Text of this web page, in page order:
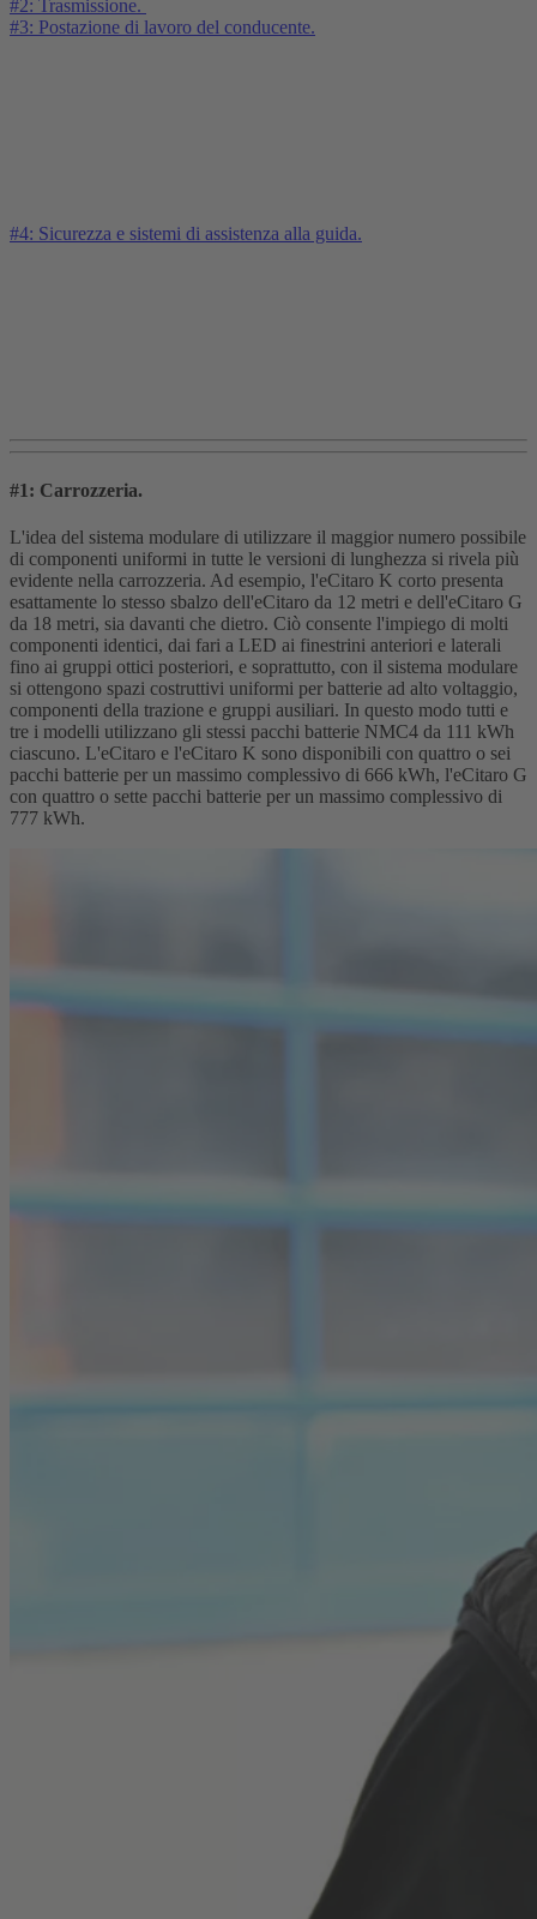
#2: Trasmissione.
#3: Postazione di lavoro del conducente.
#4: Sicurezza e sistemi di assistenza alla guida.
#1: Carrozzeria.
L'idea del sistema modulare di utilizzare il maggior numero possibile
di componenti uniformi in tutte le versioni di lunghezza si rivela più
evidente nella carrozzeria. Ad esempio, l'eCitaro K corto presenta
esattamente lo stesso sbalzo dell'eCitaro da 12 metri e dell'eCitaro G
da 18 metri, sia davanti che dietro. Ciò consente l'impiego di molti
componenti identici, dai fari a LED ai finestrini anteriori e laterali
fino ai gruppi ottici posteriori, e soprattutto, con il sistema modulare
si ottengono spazi costruttivi uniformi per batterie ad alto voltaggio,
componenti della trazione e gruppi ausiliari. In questo modo tutti e
tre i modelli utilizzano gli stessi pacchi batterie NMC4 da 111 kWh
ciascuno. L'eCitaro e l'eCitaro K sono disponibili con quattro o sei
pacchi batterie per un massimo complessivo di 666 kWh, l'eCitaro G
con quattro o sette pacchi batterie per un massimo complessivo di
777 kWh.